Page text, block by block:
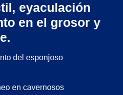
eyaculación
en el grosor y
del esponjoso
en cavernosos